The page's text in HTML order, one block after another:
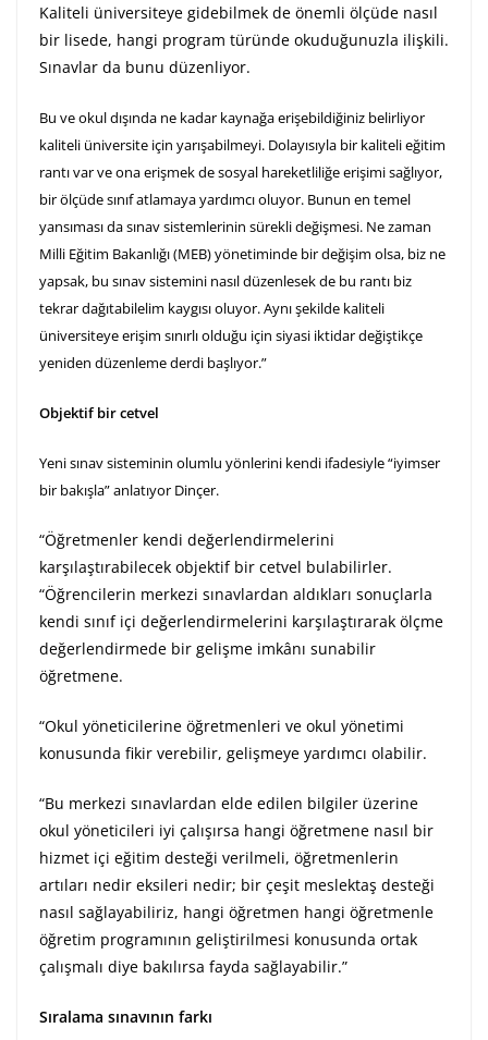
Kaliteli üniversiteye gidebilmek de önemli ölçüde nasıl
bir lisede, hangi program türünde okuduğunuzla ilişkili.
Sınavlar da bunu düzenliyor.
Bu ve okul dışında ne kadar kaynağa erişebildiğiniz belirliyor
kaliteli üniversite için yarışabilmeyi. Dolayısıyla bir kaliteli eğitim
rantı var ve ona erişmek de sosyal hareketliliğe erişimi sağlıyor,
bir ölçüde sınıf atlamaya yardımcı oluyor. Bunun en temel
yansıması da sınav sistemlerinin sürekli değişmesi. Ne zaman
Milli Eğitim Bakanlığı (MEB) yönetiminde bir değişim olsa, biz ne
yapsak, bu sınav sistemini nasıl düzenlesek de bu rantı biz
tekrar dağıtabilelim kaygısı oluyor.Aynı şekilde kaliteli
üniversiteye erişim sınırlı olduğu için siyasi iktidar değiştikçe
yeniden düzenleme derdi başlıyor.”
Objektif bir cetvel
Yeni sınav sisteminin olumlu yönlerini kendi ifadesiyle “iyimser
bir bakışla” anlatıyor Dinçer.
“Öğretmenler kendi değerlendirmelerini
karşılaştırabilecek objektif bir cetvel bulabilirler.
“Öğrencilerin merkezi sınavlardan aldıkları sonuçlarla
kendi sınıf içi değerlendirmelerini karşılaştırarak ölçme
değerlendirmede bir gelişme imkânı sunabilir
öğretmene.
“Okul yöneticilerine öğretmenleri ve okul yönetimi
konusunda fikir verebilir, gelişmeye yardımcı olabilir.
“Bu merkezi sınavlardan elde edilen bilgiler üzerine
okul yöneticileri iyi çalışırsa hangi öğretmene nasıl bir
hizmet içi eğitim desteği verilmeli, öğretmenlerin
artıları nedir eksileri nedir; bir çeşit meslektaş desteği
nasıl sağlayabiliriz, hangi öğretmen hangi öğretmenle
öğretim programının geliştirilmesi konusunda ortak
çalışmalı diye bakılırsa fayda sağlayabilir.”
Sıralama sınavının farkı